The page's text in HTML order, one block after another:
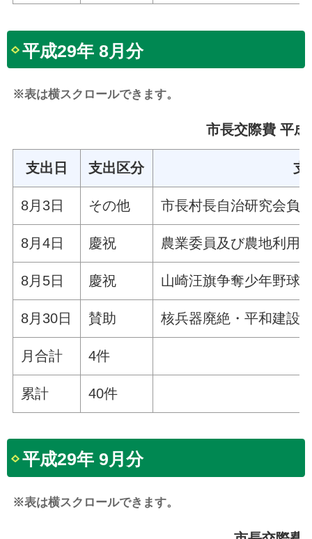
平成29年 8月分
※表は横スクロールできます。
市長交際費 平
支出日 支出区分 支
8月3日 その他 市長村長自治研究会負
8月4日 慶祝 農業委員及び農地利用
8月5日 慶祝 山崎汪旗争奪少年野球
8月30日 賛助 核兵器廃絶・平和建設
月合計 4件
累計 40件
平成29年 9月分
※表は横スクロールできます。